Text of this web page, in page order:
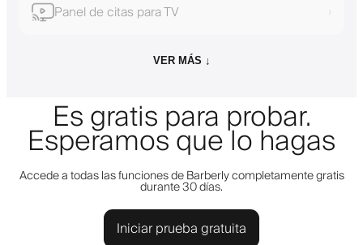
Panel de citas para TV ›
VER MÁS ↓
Es gratis para probar.
Esperamos que lo hagas
Accede a todas las funciones de Barberly completamente gratis
durante 30 días.
Iniciar prueba gratuita